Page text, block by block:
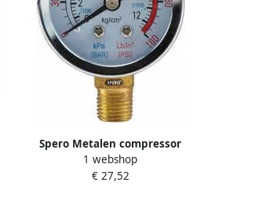
Spero Metalen compressor
drukmeter | 54mm | Bar PSI |
onderaansluiting 1 4 (M) | max.
1 webshop
€ 27,52